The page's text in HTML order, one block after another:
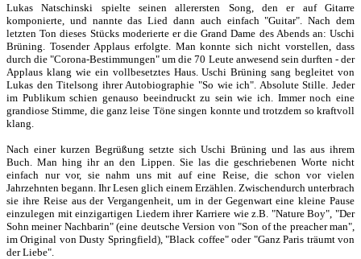
Lukas Natschinski spielte seinen allerersten Song, den er auf Gitarre
komponierte, und nannte das Lied dann auch einfach "Guitar". Nach dem
letzten Ton dieses Stücks moderierte er die Grand Dame des Abends an: Uschi
Brüning. Tosender Applaus erfolgte. Man konnte sich nicht vorstellen, dass
durch die "Corona-Bestimmungen" um die 70 Leute anwesend sein durften - der
Applaus klang wie ein vollbesetztes Haus. Uschi Brüning sang begleitet von
Lukas den Titelsong ihrer Autobiographie "So wie ich". Absolute Stille. Jeder
im Publikum schien genauso beeindruckt zu sein wie ich. Immer noch eine
grandiose Stimme, die ganz leise Töne singen konnte und trotzdem so kraftvoll
klang.
Nach einer kurzen Begrüßung setzte sich Uschi Brüning und las aus ihrem
Buch. Man hing ihr an den Lippen. Sie las die geschriebenen Worte nicht
einfach nur vor, sie nahm uns mit auf eine Reise, die schon vor vielen
Jahrzehnten begann. Ihr Lesen glich einem Erzählen. Zwischendurch unterbrach
sie ihre Reise aus der Vergangenheit, um in der Gegenwart eine kleine Pause
einzulegen mit einzigartigen Liedern ihrer Karriere wie z.B. "Nature Boy", "Der
Sohn meiner Nachbarin" (eine deutsche Version von "Son of the preacher man",
im Original von Dusty Springfield), "Black coffee" oder "Ganz Paris träumt von
der Liebe".